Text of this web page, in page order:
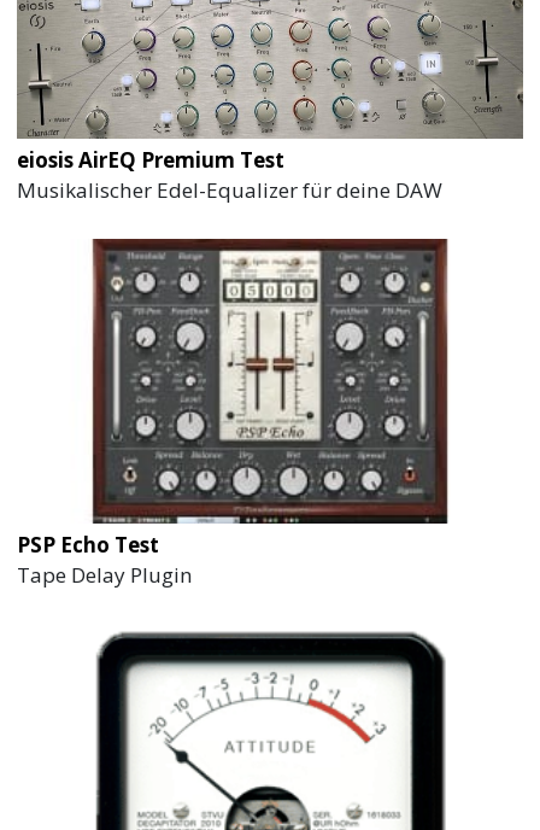
eiosis AirEQ Premium Test
Musikalischer Edel-Equalizer für deine DAW
PSP Echo Test
Tape Delay Plugin